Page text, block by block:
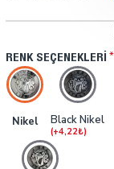
RENK SEÇENEKLERI
Nikel Black Nikel
(+4,22₺)